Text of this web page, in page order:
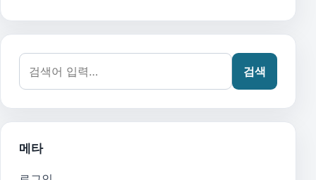
검색어:
검색
메타